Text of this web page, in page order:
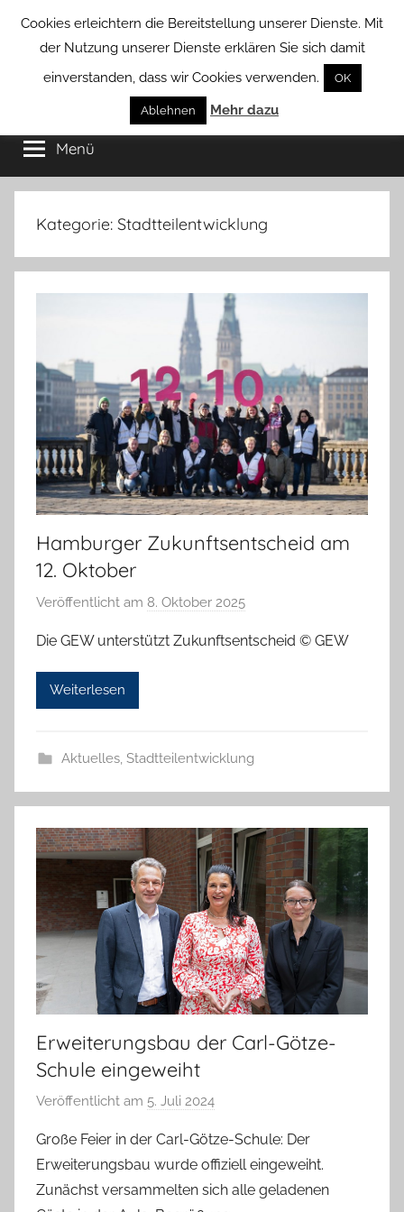
Borstel
von
Groß
Borstel
Menü
Kategorie: Stadtteilentwicklung
Hamburger Zukunftsentscheid am
12. Oktober
Veröffentlicht am 8. Oktober 2025
n
a
B
e
n
a
s
c
h
Die GEW unterstützt Zukunftsentscheid © GEW
Weiterlesen
Aktuelles, Stadtteilentwicklung
Erweiterungsbau der Carl-Götze-
Schule eingeweiht
Veröffentlicht am 5. Juli 2024
n
T
a
Große Feier in der Carl-Götze-Schule: Der
Erweiterungsbau wurde offiziell eingeweiht.
Zunächst versammelten sich alle geladenen
Cookies erleichtern die Bereitstellung unserer Dienste. Mit
der Nutzung unserer Dienste erklären Sie sich damit
einverstanden, dass wir Cookies verwenden.
OK
Ablehnen Mehr dazu